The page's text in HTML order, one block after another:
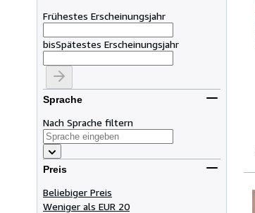
Frühestes Erscheinungsjahr
bisSpätestes Erscheinungsjahr
Sprache
Nach Sprache filtern
Preis
Beliebiger Preis
Weniger als EUR 20